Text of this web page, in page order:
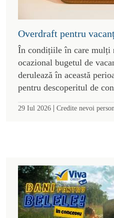
Overdraft pentru
În condițiile în care mulți
ocazional bugetul de
derulează în această
pentru descoperitul de
29 Iul 2026 | Credite nevoi